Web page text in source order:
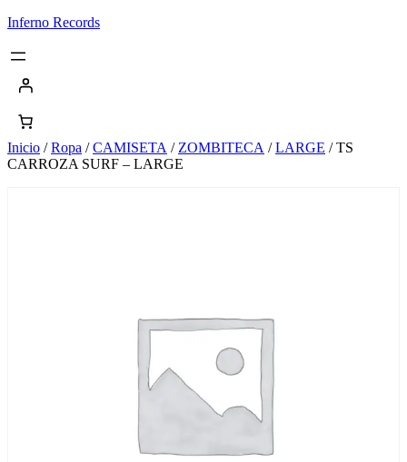
Saltar
contenido
Inferno Records
Inicio /Ropa /CAMISETA / ZOMBITECA /LARGE / TS
CARROZA SURF – LARGE